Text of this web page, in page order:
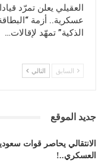
نستكمل تحرير كل
وحول المواجهات
جنوب اليمن
بن حبتور ان
العملاء احدهم
من عدن وانهت
التي كانت بين
العقيلي يعلن تمرّد
عسكرية.. أزمة
الذكية” تمهّد لإقالات…
السابق التالي
جديد الموقع
الانتقالي يحاصر قوات
العسكري..!